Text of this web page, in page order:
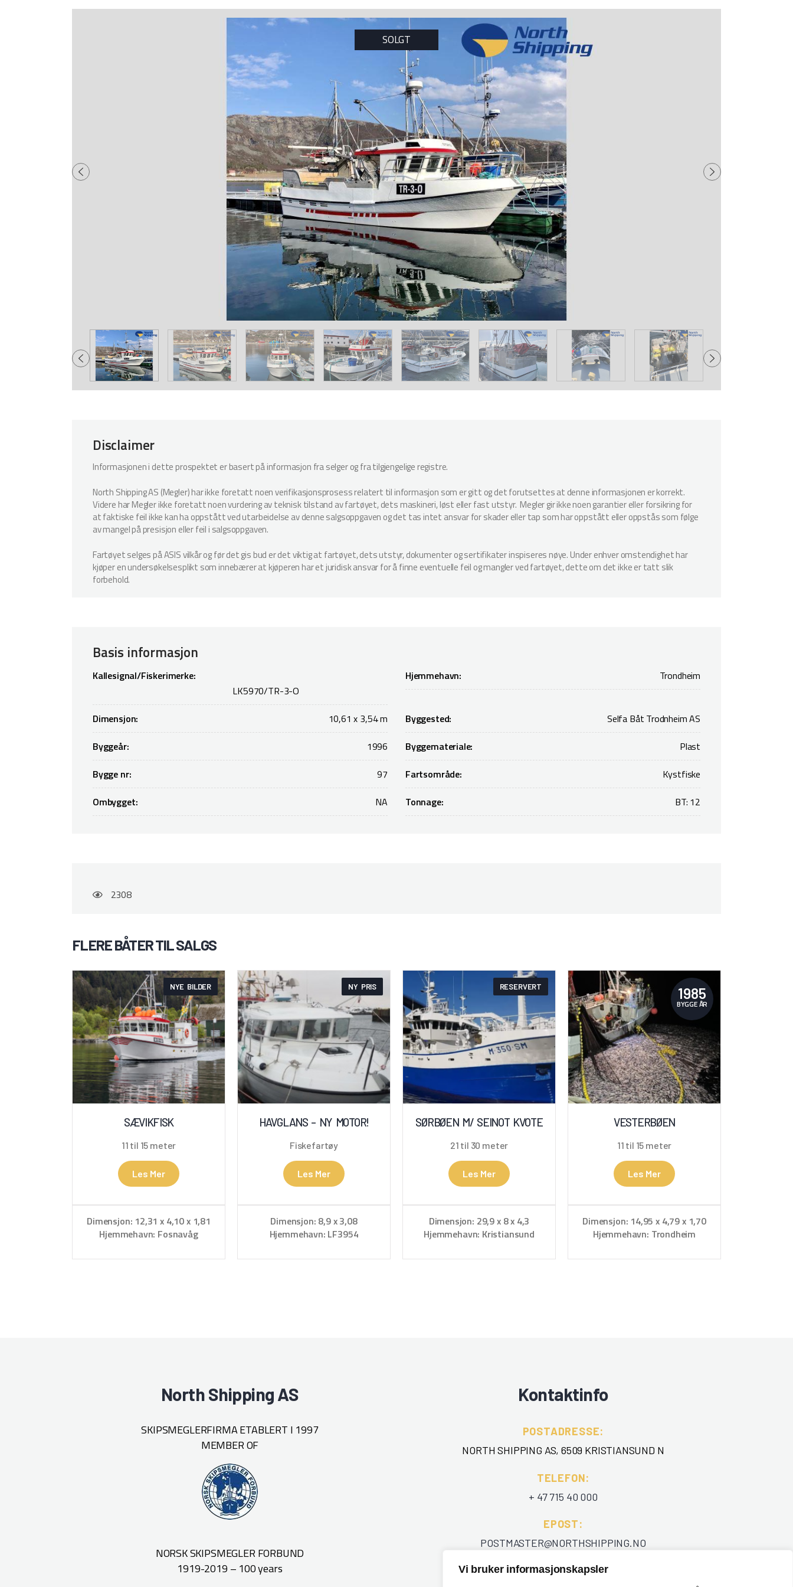
Vi bruker informasjonskapsler
SOLGT
Disclaimer
Informasjonen i dette prospektet er basert på informasjon fra selger og fra tilgjengelige registre.
North Shipping AS (Megler) har ikke foretatt noen verifikasjonsprosess relatert til informasjon som er gitt og det forutsettes at denne informasjonen er korrekt.
Videre har Megler ikke foretatt noen vurdering av teknisk tilstand av fartøyet, dets maskineri, løst eller fast utstyr. Megler gir ikke noen garantier eller forsikring for
at faktiske feil ikke kan ha oppstått ved utarbeidelse av denne salgsoppgaven og det tas intet ansvar for skader eller tap som har oppstått eller oppstås som følge
av mangel på presisjon eller feil i salgsoppgaven.
Fartøyet selges på ASIS vilkår og før det gis bud er det viktig at fartøyet, dets utstyr, dokumenter og sertifikater inspiseres nøye. Under enhver omstendighet har
kjøper en undersøkelsesplikt som innebærer at kjøperen har et juridisk ansvar for å finne eventuelle feil og mangler ved fartøyet, dette om det ikke er tatt slik
forbehold.
Basis informasjon
Kallesignal/Fiskerimerke:
LK5970/TR-3-O
Hjemmehavn: Trondheim
Dimensjon: 10,61 x 3,54 m Byggested:
Selfa Båt Trodnheim AS
Byggeår:
1996 Byggemateriale:
Plast
Bygge nr:
97 Fartsområde:
Kystfiske
Ombygget:
NA Tonnage: BT: 12
2308
FLERE BÅTER TIL SALGS
NYE BILDER
SÆVIKFISK
11 til 15 meter
Les Mer
Dimensjon: 12,31 x 4,10 x 1,81
Hjemmehavn: Fosnavåg
NY PRIS
HAVGLANS – NY MOTOR!
Fiskefartøy
Les Mer
Dimensjon: 8,9 x 3,08
Hjemmehavn: LF3954
RESERVERT
SØRBØEN M/ SEINOT KVOTE
21 til 30 meter
Les Mer
Dimensjon: 29,9 x 8 x 4,3
Hjemmehavn: Kristiansund
1985
BYGGE ÅR
VESTERBØEN
11 til 15 meter
Les Mer
Dimensjon: 14,95 x 4,79 x 1,70
Hjemmehavn: Trondheim
North Shipping AS
SKIPSMEGLERFIRMA ETABLERT I 1997
MEMBER OF
NORSK SKIPSMEGLER FORBUND
1919-2019 – 100 years
Kontaktinfo
POSTADRESSE:
NORTH SHIPPING AS, 6509 KRISTIANSUND N
TELEFON:
+ 47 715 40 000
EPOST:
POSTMASTER@NORTHSHIPPING.NO